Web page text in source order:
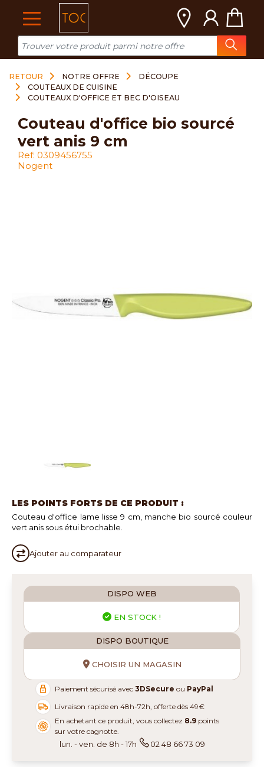
RETOUR NOTRE OFFRE
DÉCOUPE
COUTEAUX DE CUISINE
COUTEAUX D'OFFICE ET BEC D'OISEAU
LES POINTS FORTS DE CE PRODUIT :
Couteau d'office lame lisse 9 cm, manche bio sourcé couleur
vert anis sous étui brochable.
Ajouter au comparateur
couteau d'office bio sourcé
vert anis 9 cm
Ref: 0309456755
Nogent
DISPO WEB
EN STOCK !
DISPO BOUTIQUE
CHOISIR UN MAGASIN
Paiement sécurisé avec3DSecure ou PayPal
Livraison rapide en 48h-72h, offerte dès 49€
En achetant ce produit, vous collectez 8.9 points
sur votre cagnotte.
lun. - ven. de 8h - 17h 02 48 66 73 09
Cookies management panel